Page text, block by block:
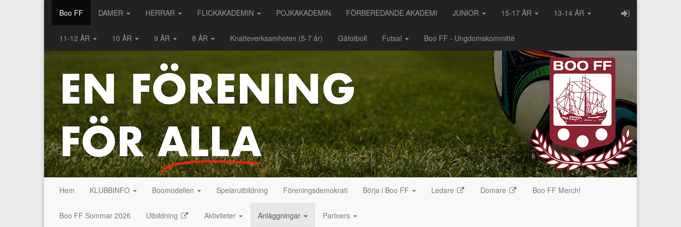
Boo FF DAMER HERRAR FLICKAKADEMIN POJKAKADEMIN FÖRBEREDANDE AKADEMI JUNIOR 15-17 ÅR 13-14 ÅR
11-12 ÅR 10 ÅR 9 ÅR 8 ÅR Knatteverksamheten (5-7 år) Gåfotboll Futsal Boo FF - Ungdomskommitté
Hem KLUBBINFO Boomodellen Spelarutbildning Föreningsdemokrati Börja i Boo FF Ledare Domare Boo FF Merch!
Boo FF Sommar 2026 Utbildning Aktiviteter Anläggningar Partners